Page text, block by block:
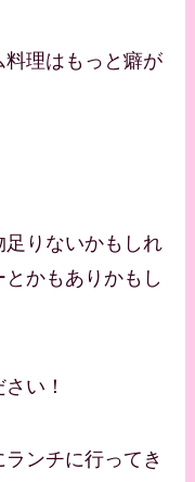
料理はもっと癖が
りないかもしれ
かもありかもし
い！
ンチに行ってき